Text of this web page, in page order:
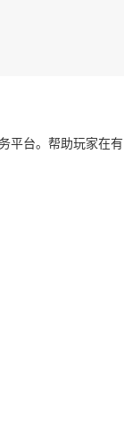
平台。帮助玩家在有